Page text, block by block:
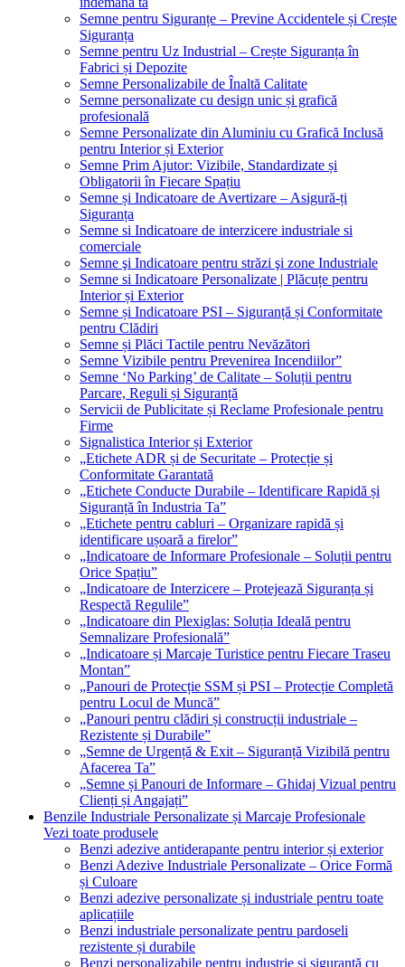
Semne pentru Siguranțe – Previne Accidentele și Crește
Siguranța
Semne pentru Uz Industrial – Crește Siguranța în
Fabrici și Depozite
Semne Personalizabile de Înaltă Calitate
Semne personalizate cu design unic și grafică
profesională
Semne Personalizate din Aluminiu cu Grafică Inclusă
pentru Interior și Exterior
Semne Prim Ajutor: Vizibile, Standardizate și
Obligatorii în Fiecare Spațiu
Semne și Indicatoare de Avertizare – Asigură-ți
Siguranța
Semne si Indicatoare de interzicere industriale si
comerciale
Semne şi Indicatoare pentru străzi şi zone Industriale
Semne si Indicatoare Personalizate | Plăcuțe pentru
Interior și Exterior
Semne și Indicatoare PSI – Siguranță și Conformitate
pentru Clădiri
Semne și Plăci Tactile pentru Nevăzători
Semne Vizibile pentru Prevenirea Incendiilor”
Semne ‘No Parking’ de Calitate – Soluții pentru
Parcare, Reguli și Siguranță
Servicii de Publicitate și Reclame Profesionale pentru
Firme
Signalistica Interior și Exterior
„Etichete ADR și de Securitate – Protecție și
Conformitate Garantată
„Etichete Conducte Durabile – Identificare Rapidă și
Siguranță în Industria Ta”
„Etichete pentru cabluri – Organizare rapidă și
identificare ușoară a firelor”
„Indicatoare de Informare Profesionale – Soluții pentru
Orice Spațiu”
„Indicatoare de Interzicere – Protejează Siguranța și
Respectă Regulile”
„Indicatoare din Plexiglas: Soluția Ideală pentru
Semnalizare Profesională”
„Indicatoare și Marcaje Turistice pentru Fiecare Traseu
Montan”
„Panouri de Protecție SSM și PSI – Protecție Completă
pentru Locul de Muncă”
„Panouri pentru clădiri și construcții industriale –
Rezistente și Durabile”
„Semne de Urgență & Exit – Siguranță Vizibilă pentru
Afacerea Ta”
„Semne și Panouri de Informare – Ghidaj Vizual pentru
Clienți și Angajați”
Benzile Industriale Personalizate și Marcaje Profesionale
Vezi toate produsele
Benzi adezive antiderapante pentru interior și exterior
Benzi Adezive Industriale Personalizate – Orice Formă
și Culoare
Benzi adezive personalizate și industriale pentru toate
aplicațiile
Benzi industriale personalizate pentru pardoseli
rezistente și durabile
Benzi personalizabile pentru industrie și siguranță cu